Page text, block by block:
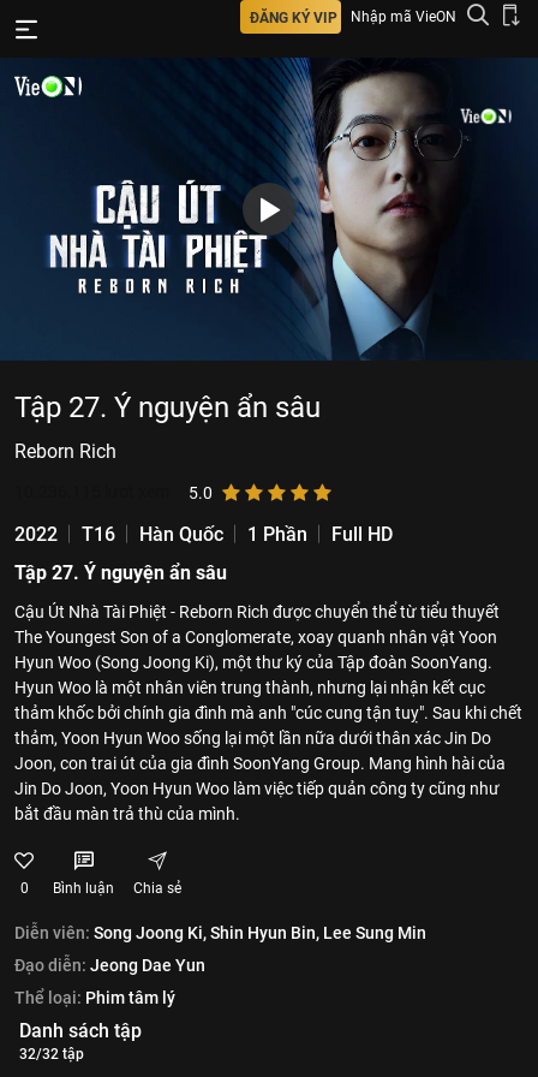
ĐĂNG KÝ VIP Nhập mã VieON
Tập 27. Ý nguyện ẩn sâu
Reborn Rich
5.0
2022 T16 Hàn Quốc 1 Phần
Full HD
Tập 27. Ý nguyện ẩn sâu
Cậu Út Nhà Tài Phiệt - Reborn Rich được chuyển thể từ tiểu thuyết
The Youngest Son of a Conglomerate, xoay quanh nhân vật Yoon
Hyun Woo (Song Joong Ki), một thư ký của Tập đoàn SoonYang.
Hyun Woo là một nhân viên trung thành, nhưng lại nhận kết cục
thảm khốc bởi chính gia đình mà anh "cúc cung tận tuỵ". Sau khi chết
thảm, Yoon Hyun Woo sống lại một lần nữa dưới thân xác Jin Do
Joon, con trai út của gia đình SoonYang Group. Mang hình hài của
Jin Do Joon, Yoon Hyun Woo làm việc tiếp quản công ty cũng như
bắt đầu màn trả thù của mình.
0 Bình luận Chia sẻ
Diễn viên: Song Joong Ki,Shin Hyun Bin, Lee Sung Min
Đạo diễn: Jeong Dae Yun
Thể loại: Phim tâm lý
Danh sách tập
32/32 tập